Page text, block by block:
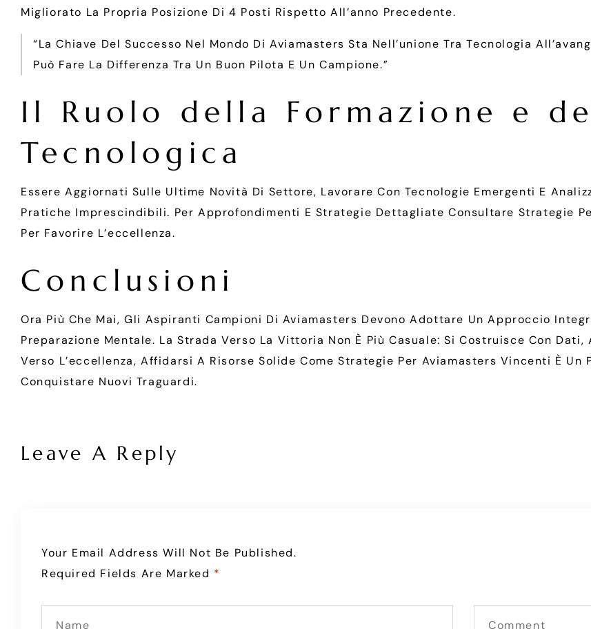
Migliorato La Propria Posizione Di 4 Posti Rispetto All’anno Precedente.
“La Chiave Del Successo Nel Mondo Di Aviamasters Sta Nell’unione Tra Tecnologia
Può Fare La Differenza Tra Un Buon Pilota E Un Campione.”
Il Ruolo della Formazione e
Tecnologica
Essere Aggiornati Sulle Ultime Novità Di Settore, Lavorare Con Tecnologie Emergenti E
Pratiche Imprescindibili. Per Approfondimenti E Strategie Dettagliate Consultare Strategie
Per Favorire L’eccellenza.
Conclusioni
Ora Più Che Mai, Gli Aspiranti Campioni Di Aviamasters Devono Adottare Un Approccio
Preparazione Mentale. La Strada Verso La Vittoria Non È Più Casuale: Si Costruisce Con
Verso L’eccellenza, Affidarsi A Risorse Solide Come Strategie Per Aviamasters Vincenti È
Conquistare Nuovi Traguardi.
Leave A Reply
Your Email Address Will Not Be Published.
Required Fields Are Marked *